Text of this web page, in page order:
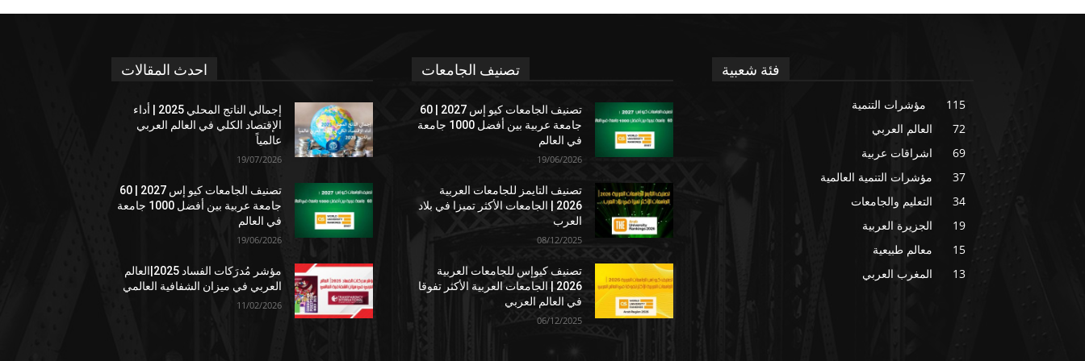
احدث المقالات
إجمالي الناتج المحلي 2025 | أداء
الإقتصاد الكلي في العالم العربي
عالمياً
19/07/2026
تصنيف الجامعات كيو إس 2027 | 60
جامعة عربية بين أفضل 1000 جامعة
في العالم
19/06/2026
مؤشر مُدرَكات الفساد 2025|العالم
العربي في ميزان الشفافية العالمي
11/02/2026
تصنيف الجامعات
تصنيف الجامعات كيو إس 2027 | 60
جامعة عربية بين أفضل 1000 جامعة
في العالم
19/06/2026
تصنيف التايمز للجامعات العربية
2026 | الجامعات الأكثر تميزا في بلاد
العرب
08/12/2025
تصنيف كيوإس للجامعات العربية
2026 | الجامعات العربية الأكثر تفوقا
في العالم العربي
06/12/2025
فئة شعبية
مؤشرات التنمية
115
العالم العربي
72
اشراقات عربية
69
مؤشرات التنمية العالمية
37
التعليم والجامعات
34
الجزيرة العربية
19
معالم طبيعية
15
المغرب العربي
13